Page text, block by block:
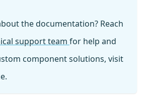
the documentation? Reach
support team for help and
component solutions, visit